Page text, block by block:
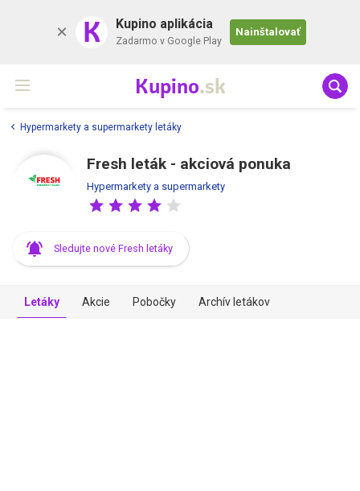
K Kupino aplikácia
Zadarmo v Google Play
Nainštalovať
Kupino.sk
Hypermarkety a supermarkety letáky
Fresh leták - akciová ponuka
Hypermarkety a supermarkety
Sledujte nové Fresh letáky
Letáky Akcie Pobočky Archív letákov